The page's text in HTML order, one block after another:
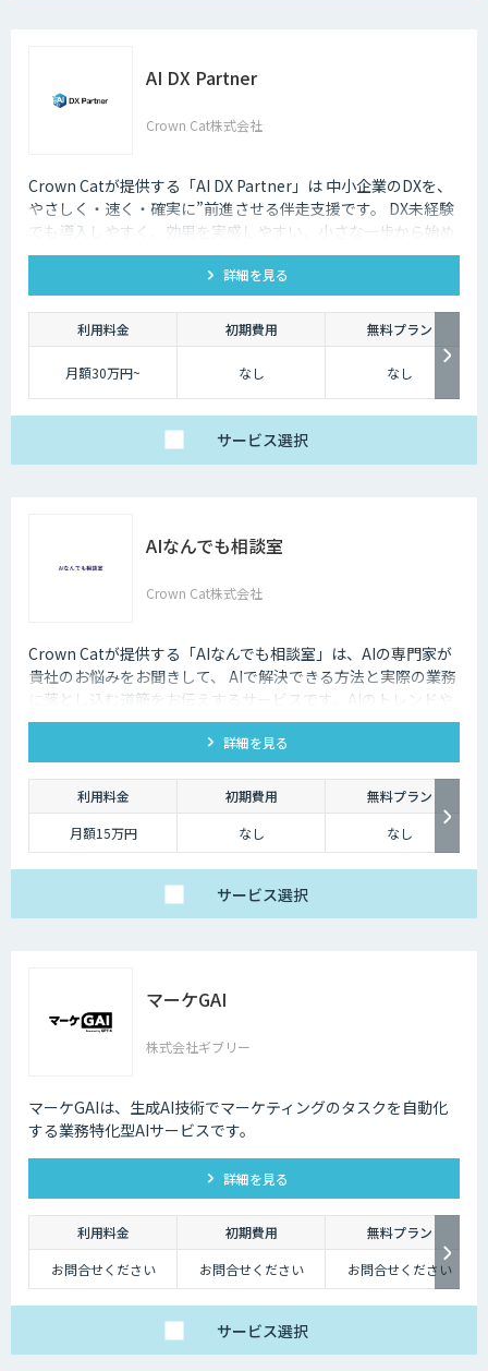
AI DX Partner
Crown Cat株式会社
Crown Catが提供する「AI DX Partner」は 中小企業のDXを、
やさしく・速く・確実に”前進させる伴走支援です。 DX未経験
でも導入しやすく、効果を実感しやすい、小さな一歩から始め
るDX支援サービスです。 AI DX Partnerは、大手企業のDX支援
で培ったノウハウをベースに、 地方・中小企業のための“現実
的なDX”を設計・実装・運用まで一貫して支援いたします。 私
たちは、コンサル×開発×AIの力で、現場に寄り添った 『ちょ
うどいいDX』を実現します。
詳細を見る
利用料金 初期費用 無料プラン
月額30万円~ なし なし
サービス選択
AIなんでも相談室
Crown Cat株式会社
Crown Catが提供する「AIなんでも相談室」は、AIの専門家が
貴社のお悩みをお聞きして、 AIで解決できる方法と実際の業務
に落とし込む道筋をお伝えするサービスです。AIのトレンドや
最新の事例はもちろん、自社にあった活用を安価にクイックに
詳細を見る
利用料金 初期費用
無料プラン
月額15万円
なし なし
サービス選択
マーケGAI
株式会社ギブリー
マーケGAIは、生成AI技術でマーケティングのタスクを自動化
する業務特化型AIサービスです。
詳細を見る
利用料金 初期費用
無料プラン
お問合せください
お問合せください お問合せください
サービス選択